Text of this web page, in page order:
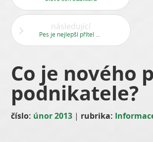
následující
Co je nového
podnikatele?
číslo: únor 2013 | rubrika: